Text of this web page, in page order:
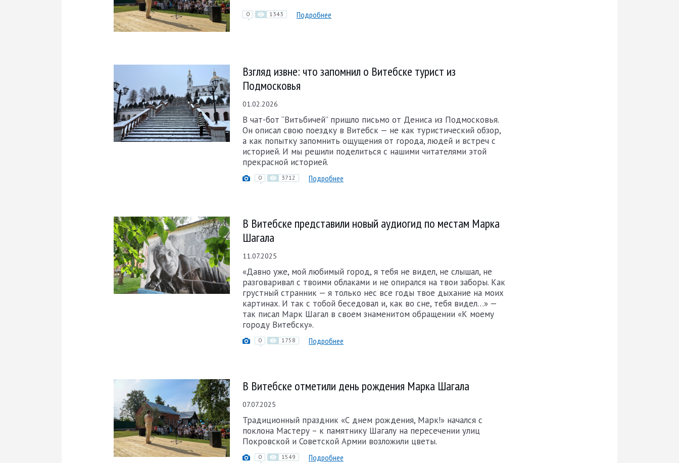
0 1343 Подробнее
Взгляд извне: что запомнил о Витебске турист из
Подмосковья
01.02.2026
В чат-бот “Витьбичей” пришло письмо от Дениса из Подмосковья.
Он описал свою поездку в Витебск — не как туристический обзор,
а как попытку запомнить ощущения от города, людей и встреч с
историей. И мы решили поделиться с нашими читателями этой
прекрасной историей.
0 3712 Подробнее
В Витебске представили новый аудиогид по местам Марка
Шагала
11.07.2025
«Давно уже, мой любимый город, я тебя не видел, не слышал, не
разговаривал с твоими облаками и не опирался на твои заборы. Как
грустный странник — я только нес все годы твое дыхание на моих
картинах. И так с тобой беседовал и, как во сне, тебя видел…» —
так писал Марк Шагал в своем знаменитом обращении «К моему
городу Витебску».
0 1758 Подробнее
В Витебске отметили день рождения Марка Шагала
07.07.2025
Традиционный праздник «С днем рождения, Марк!» начался с
поклона Мастеру – к памятнику Шагалу на пересечении улиц
Покровской и Советской Армии возложили цветы.
0 1549 Подробнее